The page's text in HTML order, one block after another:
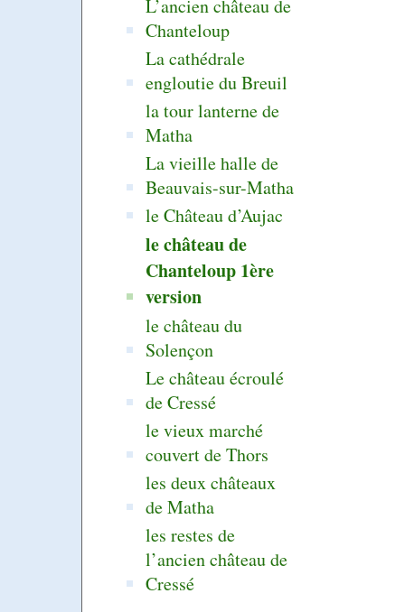
L’ancien château de
Chanteloup
La cathédrale
engloutie du Breuil
la tour lanterne de
Matha
La vieille halle de
Beauvais-sur-Matha
le Château d’Aujac
le château de
Chanteloup 1ère
version
le château du
Solençon
Le château écroulé
de Cressé
le vieux marché
couvert de Thors
les deux châteaux
de Matha
les restes de
l’ancien château de
Cressé